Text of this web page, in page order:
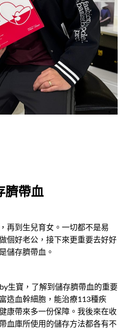
臍帶血
再到生兒育女。一切都不是易
個好老公，接下來更重要去好好
儲存臍帶血。
生寶，了解到儲存臍帶血的重要
造血幹細胞，能治療113種疾
康帶來多一份保障。我後來在收
血庫所使用的儲存方法都各有不